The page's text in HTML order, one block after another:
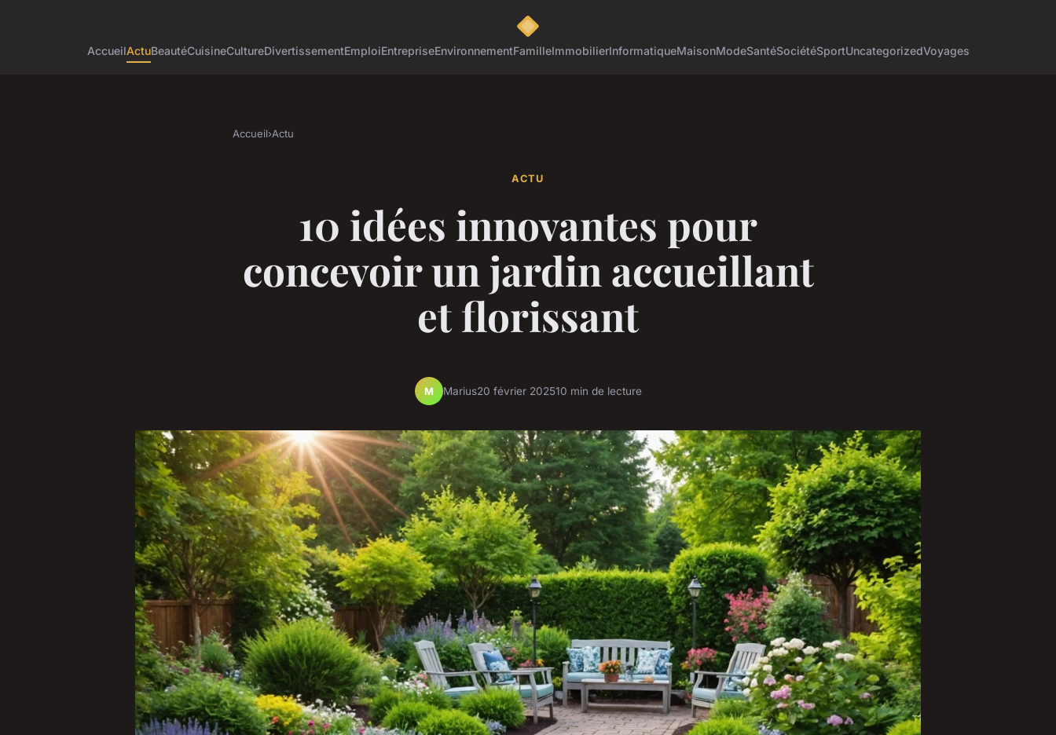
AccueilActuBeautéCuisineCultureDivertissementEmploiEntrepriseEnvironnementFamilleImmobilierInformatiqueMaisonModeSantéSociétéSportUncategorizedVoyages
Accueil›Actu
ACTU
10 idées innovantes pour
concevoir un jardin accueillant
et florissant
M Marius20 février 202510 min de lecture